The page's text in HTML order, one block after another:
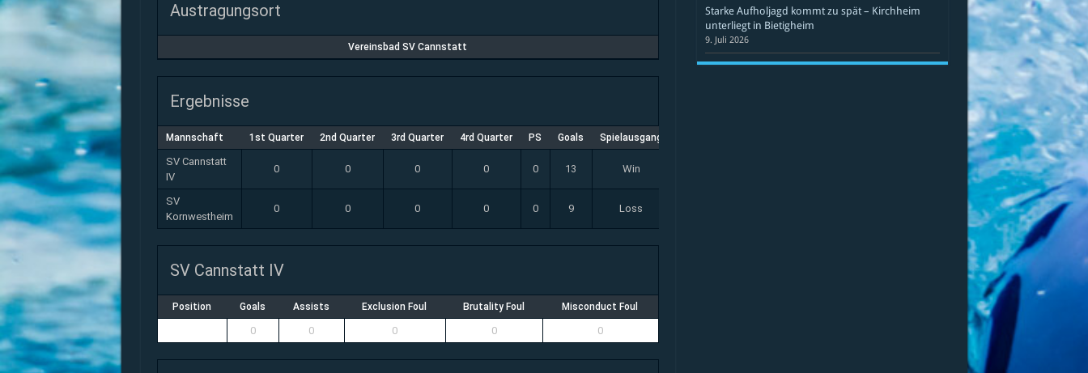
Austragungsort
Vereinsbad SV Cannstatt
Ergebnisse
Mannschaft 1st Quarter 2nd Quarter 3rd Quarter 4rd Quarter PS Goals Spielausgang
SV Cannstatt
IV
0 0 0 0 0 13 Win
SV
Kornwestheim
0 0 0 0 0 9 Loss
SV Cannstatt IV
Position Goals Assists Exclusion Foul Brutality Foul Misconduct Foul
0 0 0 0 0
Starke Aufholjagd kommt zu spät – Kirchheim
unterliegt in Bietigheim
9. Juli 2026